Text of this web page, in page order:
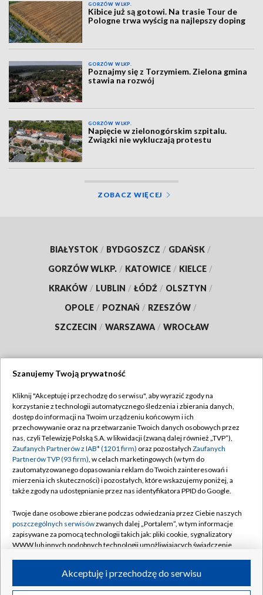
GORZÓW WLKP.
Kibice już są gotowi. Na trasie Tour de
Pologne trwa wyścig na najlepszy doping
GORZÓW WLKP.
Poznajmy się z Torzymiem. Zielona gmina
stawia na rozwój
GORZÓW WLKP.
Napięcie w zielonogórskim szpitalu.
Związki nie wykluczają protestu
ZOBACZ WIĘCEJ
BIAŁYSTOK / BYDGOSZCZ / GDAŃSK /
GORZÓW WLKP. / KATOWICE / KIELCE /
KRAKÓW / LUBLIN / ŁÓDŹ / OLSZTYN /
OPOLE / POZNAŃ / RZESZÓW /
SZCZECIN / WARSZAWA / WROCŁAW
TVP
Abonament TVP
Emisja w TVP
Centrum informacji TVP
Naziemna Telewizja Cyfrowa
Rada Programowa
System NOS
Informacje o nadawcy
Program dla prasy
Regulamin TVP
Polityka prywatności
Moje zgody
Pomoc
Kontakt
Kanały
©2026 Telewizja Polska S.A. w likwidacji
Szanujemy Twoją prywatność
Kliknij "Akceptuję i przechodzę do serwisu", aby wyrazić zgody na
korzystanie z technologii automatycznego śledzenia i zbierania danych,
dostęp do informacji na Twoim urządzeniu końcowym i ich
przechowywanie oraz na przetwarzanie Twoich danych osobowych przez
nas, czyli Telewizję Polską S.A. w likwidacji (zwaną dalej również „TVP”),
Zaufanych Partnerów z IAB* (1201 firm) oraz pozostałych Zaufanych
Partnerów TVP (93 firm), w celach marketingowych (w tym do
zautomatyzowanego dopasowania reklam do Twoich zainteresowań i
mierzenia ich skuteczności) i pozostałych, które wskazujemy poniżej, a
także zgody na udostępnianie przez nas identyfikatora PPID do Google.
Twoje dane osobowe zbierane podczas odwiedzania przez Ciebie naszych
poszczególnych serwisówzwanych dalej „Portalem”, w tym informacje
zapisywane za pomocą technologii takich jak: pliki cookie, sygnalizatory
WWW lub innych podobnych technologii umożliwiających świadczenie
ruchu w Internecie.Akceptuję i przechodzę do serwisu